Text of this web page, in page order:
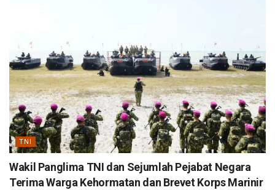
TNI
Wakil Panglima TNI dan Sejumlah Pejabat Negara
Terima Warga Kehormatan dan Brevet Korps Marinir